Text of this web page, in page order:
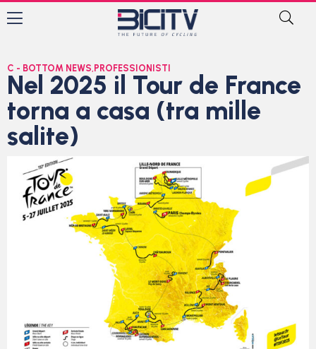
C - BOTTOM NEWS, PROFESSIONISTI
Nel 2025 il Tour de France
torna a casa (tra mille
salite)